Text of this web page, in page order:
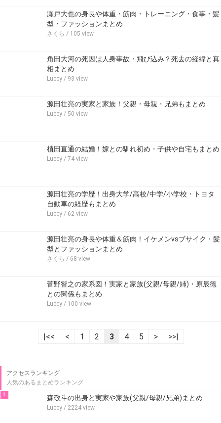
瀬戸大也の身長や体重・筋肉・トレーニング・食事・髪
型・ファッションまとめ
さくら / 105 view
角田大河の死因は人身事故・飛び込み？死去の経緯と真
相まとめ
Luccy / 93 view
源田壮亮の実家と家族！父親・母親・兄弟もまとめ
Luccy / 50 view
植田直通の結婚！嫁との馴れ初め・子供や自宅もまとめ
Luccy / 74 view
源田壮亮の学歴！出身大学/高校/中学/小学校・トヨタ
自動車の経歴もまとめ
Luccy / 62 view
源田壮亮の身長や体重＆筋肉！イケメンvsブサイク・髪
型とファッションまとめ
さくら / 68 view
菅野智之の家系図！実家と家族(父親/母親/姉)・原辰徳
との関係もまとめ
Luccy / 100 view
|<< < 1 2 3 4 5 > >>|
アクセスランキング
人気のあるまとめランキング
1 森敬斗の出身と実家や家族(父親/母親/兄弟)まとめ
Luccy / 2224 view